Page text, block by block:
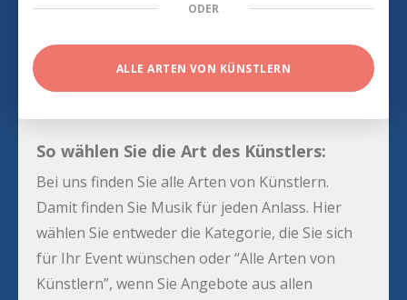
ODER
ALLE ARTEN VON KÜNSTLERN
So wählen Sie die Art des Künstlers:
Bei uns finden Sie alle Arten von Künstlern.
Damit finden Sie Musik für jeden Anlass. Hier
wählen Sie entweder die Kategorie, die Sie sich
für Ihr Event wünschen oder “Alle Arten von
Künstlern”, wenn Sie Angebote aus allen